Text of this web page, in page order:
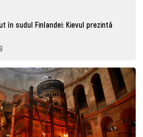
în sudul Finlandei: Kievul prezintă